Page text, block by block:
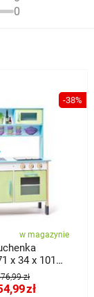
0
-38%
w magazynie
x 34 x 101
zł
zł